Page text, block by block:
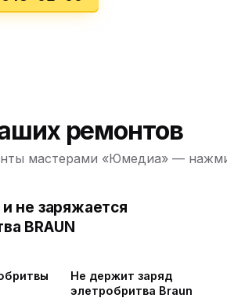
техника
ремонтов
мастерами «Юмедиа» —
не заряжается
BRAUN
Не держит заряд
элетробритва Braun